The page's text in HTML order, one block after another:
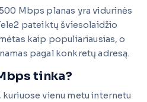
Mbps planas yra vidurinės
pateiktų šviesolaidžio
kaip populiariausias, o
pagal konkretų adresą.
tinka?
kuriuose vienu metu internetu